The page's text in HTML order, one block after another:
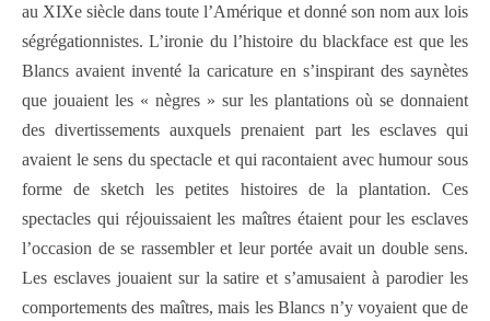
au XIXe siècle dans toute l’Amérique et donné son nom aux lois
ségrégationnistes. L’ironie du l’histoire du blackface est que les
Blancs avaient inventé la caricature en s’inspirant des saynètes
que jouaient les « nègres » sur les plantations où se donnaient
des divertissements auxquels prenaient part les esclaves qui
avaient le sens du spectacle et qui racontaient avec humour sous
forme de sketch les petites histoires de la plantation. Ces
spectacles qui réjouissaient les maîtres étaient pour les esclaves
l’occasion de se rassembler et leur portée avait un double sens.
Les esclaves jouaient sur la satire et s’amusaient à parodier les
comportements des maîtres, mais les Blancs n’y voyaient que de